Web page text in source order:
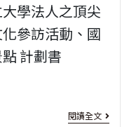
花
學法人之頂尖
參訪活動、國
計劃書
閱讀全文 [日